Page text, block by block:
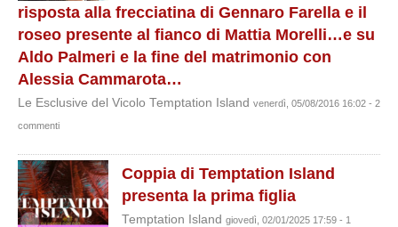
risposta alla frecciatina di Gennaro Farella e il
roseo presente al fianco di Mattia Morelli…e su
Aldo Palmeri e la fine del matrimonio con
Alessia Cammarota…
Le Esclusive del Vicolo Temptation Island venerdì, 05/08/2016 16:02 - 2
commenti
Coppia di Temptation Island
presenta la prima figlia
Temptation Island giovedì, 02/01/2025 17:59 - 1